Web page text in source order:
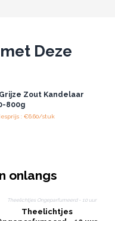
Deze
Zout Kandelaar
800g
: €6.60/stuk
onlangs
Theelichtjes
- 10 uur